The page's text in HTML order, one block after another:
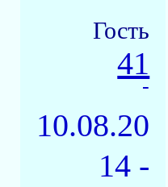
Гость
41
-
10.08.20
14 -